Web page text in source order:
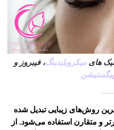
های میکروبلیدینگ، فیبروز و
روش‌های زیبایی تبدیل شده
و متقارن استفاده می‌شود. از